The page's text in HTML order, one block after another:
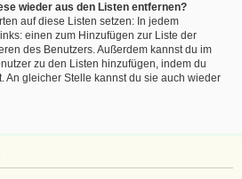
wieder aus den Listen entfernen?
auf diese Listen setzen: In jedem
einen zum Hinzufügen zur Liste der
des Benutzers. Außerdem kannst du im
zu den Listen hinzufügen, indem du
An gleicher Stelle kannst du sie auch wieder